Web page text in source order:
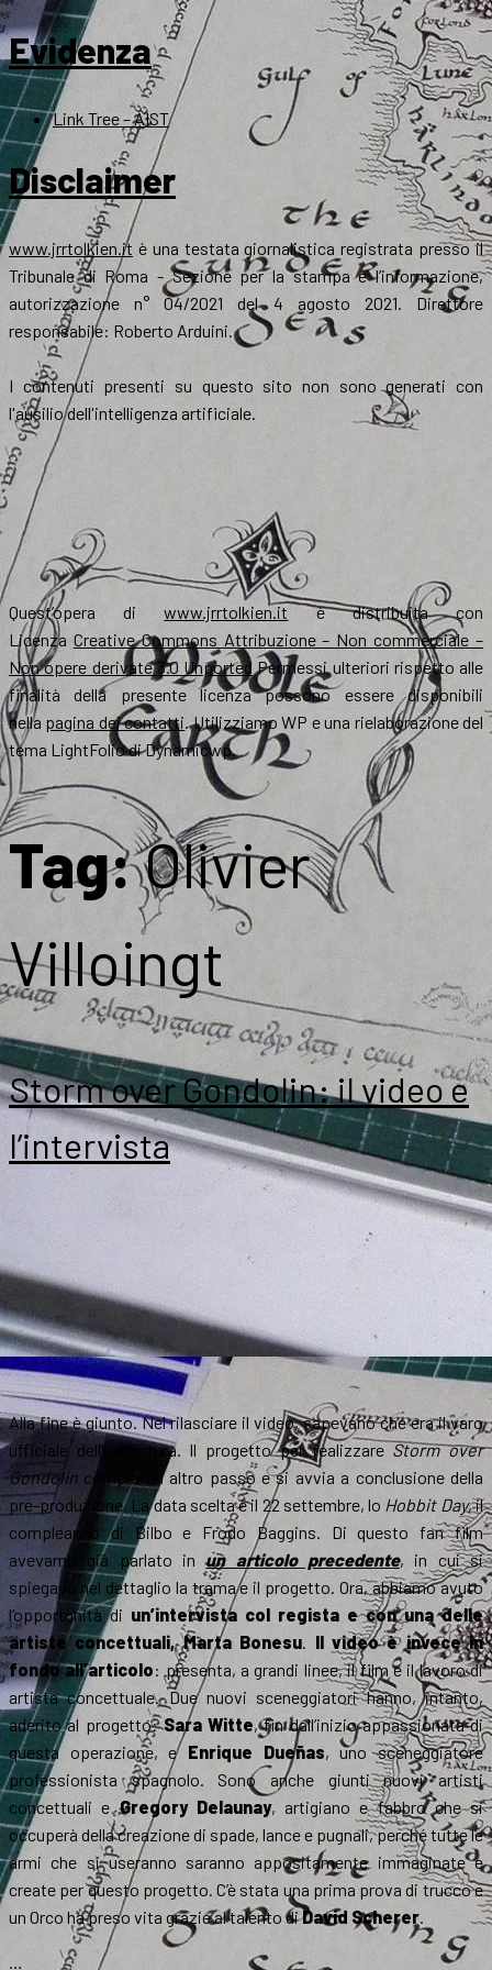
Evidenza
Link Tree – AIST
Disclaimer
www.jrrtolkien.it è una testata giornalistica registrata presso il
Tribunale di Roma - Sezione per la stampa e l’informazione,
autorizzazione n° 04/2021 del 4 agosto 2021. Direttore
responsabile: Roberto Arduini.
I contenuti presenti su questo sito non sono generati con
l'ausilio dell'intelligenza artificiale.
Quest’opera diwww.jrrtolkien.it è distribuita con
Licenza Creative Commons Attribuzione – Non commerciale –
Non opere derivate 3.0 UnportedPermessi ulteriori rispetto alle
finalità della presente licenza possono essere disponibili
nella pagina dei contatti. Utilizziamo WP e una rielaborazione del
tema LightFolio di Dynamicwp.
Tag:Olivier
Villoingt
Storm over Gondolin: il video e
l’intervista
Alla fine è giunto. Nel rilasciare il video, sapevano che era il varo
ufficiale dell’avventura. Il progetto per realizzare Storm over
Gondolin compie un altro passo e si avvia a conclusione della
pre-produzione. La data scelta è il 22 settembre, lo Hobbit Day, il
compleanno di Bilbo e Frodo Baggins. Di questo fan film
avevamo già parlato inun articolo precedente, in cui si
spiegava nel dettaglio la trama e il progetto. Ora, abbiamo avuto
l’opportunità di un’intervista col regista e con una delle
artiste concettuali, Marta Bonesu. Il video è invece in
fondo all’articolo: presenta, a grandi linee, il film e il lavoro di
artista concettuale.Due nuovi sceneggiatori hanno, intanto,
aderito al progetto:Sara Witte, fin dall’inizio appassionata di
questa operazione, e Enrique Dueñas, uno sceneggiatore
professionista spagnolo. Sono anche giunti nuovi artisti
concettuali eGregory Delaunay, artigiano e fabbro che si
occuperà della creazione di spade, lance e pugnali, perché tutte le
armi che si useranno saranno appositamente immaginate e
create per questo progetto. C’è stata una prima prova di trucco e
un Orco ha preso vita grazie al talento diDavid Scherer.
…